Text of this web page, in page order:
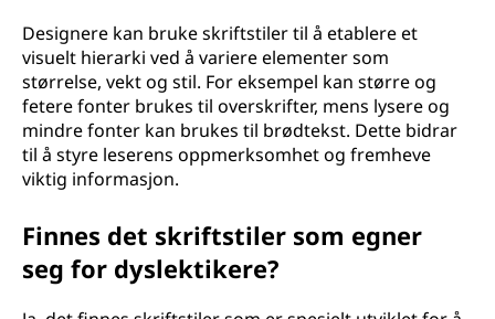
Designere kan bruke skriftstiler til å etablere et
visuelt hierarki ved å variere elementer som
størrelse, vekt og stil. For eksempel kan større og
fetere fonter brukes til overskrifter, mens lysere og
mindre fonter kan brukes til brødtekst. Dette bidrar
til å styre leserens oppmerksomhet og fremheve
viktig informasjon.
Finnes det skriftstiler som egner
seg for dyslektikere?